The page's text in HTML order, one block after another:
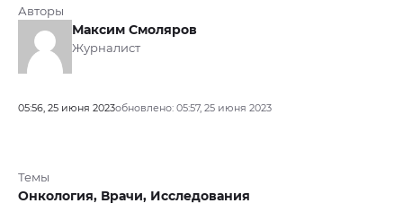
Авторы
Максим Смоляров
Журналист
05:56, 25 июня 2023обновлено: 05:57, 25 июня 2023
Темы
Онкология, Врачи, Исследования